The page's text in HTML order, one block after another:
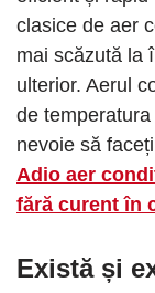
clasice de aer
mai scăzută la
ulterior. Aerul
de
nevoie să
Adio aer
fără curent în
Există și